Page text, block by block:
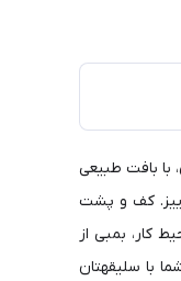
با بافت طبیعی
کف و پشت
کار، بمبی از
با سلیقهتان